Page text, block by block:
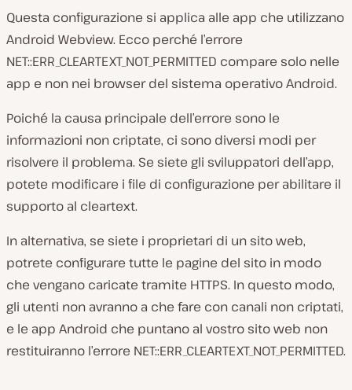
Questa configurazione si applica alle app che utilizzano
Android Webview. Ecco perché l’errore
NET::ERR_CLEARTEXT_NOT_PERMITTED compare solo nelle
app e non nei browser del sistema operativo Android.
Poiché la causa principale dell’errore sono le
informazioni non criptate, ci sono diversi modi per
risolvere il problema. Se siete gli sviluppatori dell’app,
potete modificare i file di configurazione per abilitare il
supporto al cleartext.
In alternativa, se siete i proprietari di un sito web,
potrete configurare tutte le pagine del sito in modo
che vengano caricate tramite HTTPS. In questo modo,
gli utenti non avranno a che fare con canali non criptati,
e le app Android che puntano al vostro sito web non
restituiranno l’errore NET::ERR_CLEARTEXT_NOT_PERMITTED.